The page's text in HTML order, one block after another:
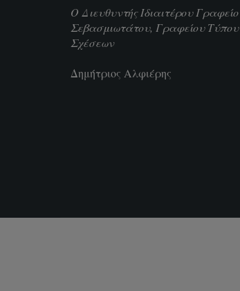
Ο Διευθυντής Ιδιαιτέρου
Σεβασμιωτάτου, Γραφείου Τύπου
Σχέσεων
Δημήτριος Αλφιέρης